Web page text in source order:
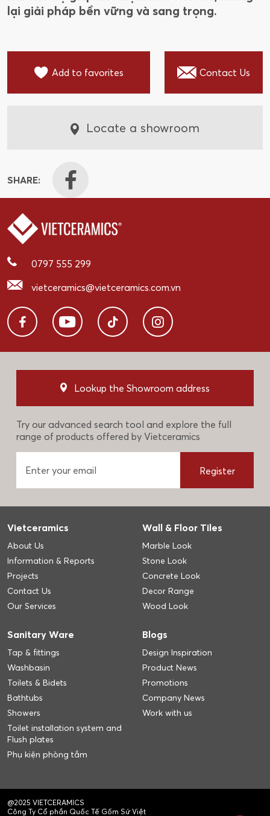
lại giải pháp bền vững và sang trọng.
Add to favorites Contact Us
Locate a showroom
SHARE:
0797 555 299
vietceramics@vietceramics.com.vn
Lookup the Showroom address
Try our advanced search tool and explore the full
range of products offered by Vietceramics
Register
Vietceramics
About Us
Information & Reports
Projects
Contact Us
Our Services
Wall & Floor Tiles
Marble Look
Stone Look
Concrete Look
Decor Range
Wood Look
Sanitary Ware
Tap & fittings
Washbasin
Toilets & Bidets
Bathtubs
Showers
Toilet installation system and
Flush plates
Phụ kiện phòng tắm
Blogs
Design Inspiration
Product News
Promotions
Company News
Work with us
@2025 VIETCERAMICS
Công Ty Cổ phần Quốc Tế Gốm Sứ Việt